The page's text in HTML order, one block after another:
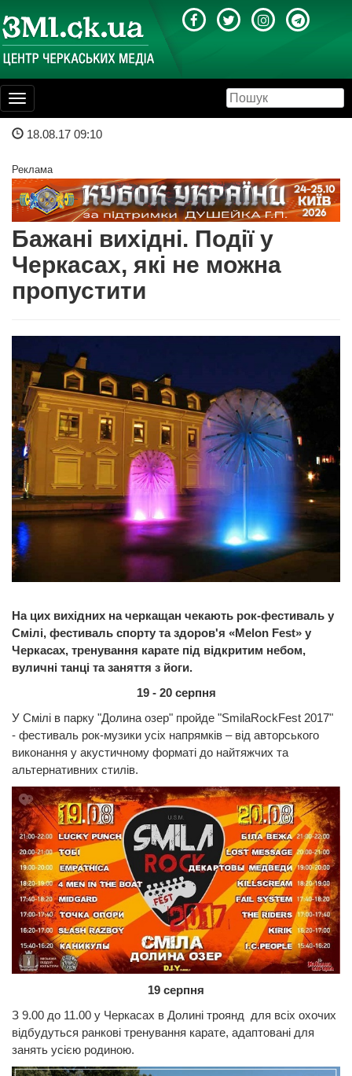
Toggle
navigation
18.08.17 09:10
Реклама
Бажані вихідні. Події у
Черкасах, які не можна
пропустити
На цих вихідних на черкащан чекають рок-фестиваль у
Смілі, фестиваль спорту та здоров'я «Melon Fest» у
Черкасах, тренування карате під відкритим небом,
вуличні танці та заняття з йоги.
19 - 20 серпня
У Смілі в парку "Долина озер" пройде "SmilaRockFest 2017"
- фестиваль рок-музики усіх напрямків – від авторського
виконання у акустичному форматі до найтяжчих та
альтернативних стилів.
19 серпня
З 9.00 до 11.00 у Черкасах в Долині троянд для всіх охочих
відбудуться ранкові тренування карате, адаптовані для
занять усією родиною.